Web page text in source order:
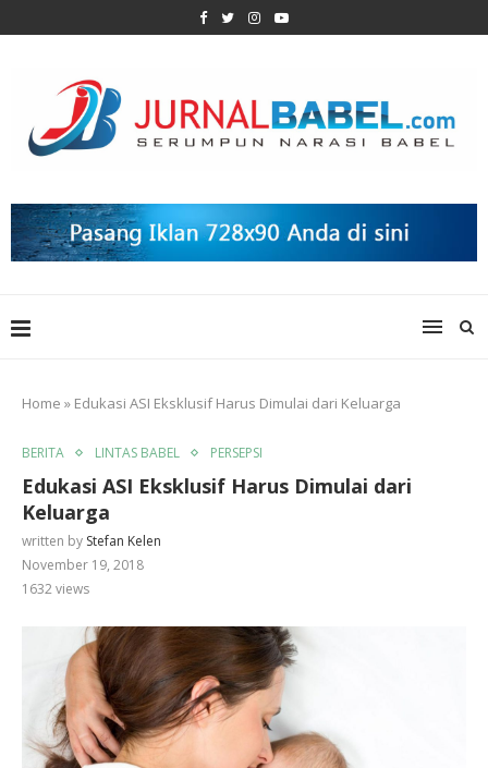
Home » Edukasi ASI Eksklusif Harus Dimulai dari Keluarga
BERITA LINTAS BABEL PERSEPSI
Edukasi ASI Eksklusif Harus Dimulai dari
Keluarga
written by Stefan Kelen
November 19, 2018
1632views